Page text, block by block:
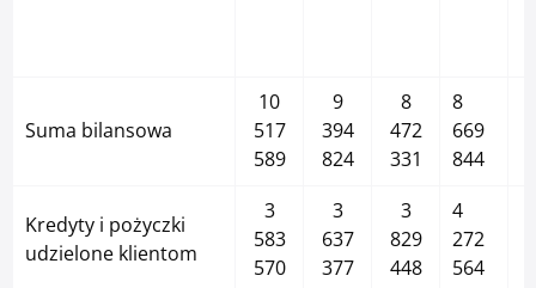
Bankuj mobilnie. Aktywuj aplikację Pocztowy.
O bankowości mobilnej
Suma bilansowa
10
517
589
9
394
824
8
472
331
8
669
844
Kredyty i pożyczki
udzielone klientom
3
583
570
3
637
377
3
829
448
4
272
564